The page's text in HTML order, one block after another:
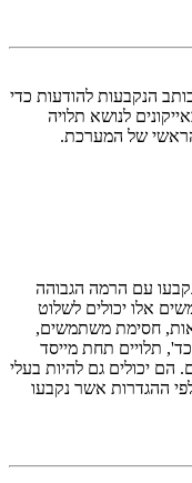
הנקבעות להודעות כדי
לנושא תלויה
של המערכת.
עם הרמה הגבוהה
אלו יכולים לשלוט
חסימת משתמשים,
תלויים תחת מייסד
יכולים גם להיות בעלי
ההגדרות אשר נקבעו